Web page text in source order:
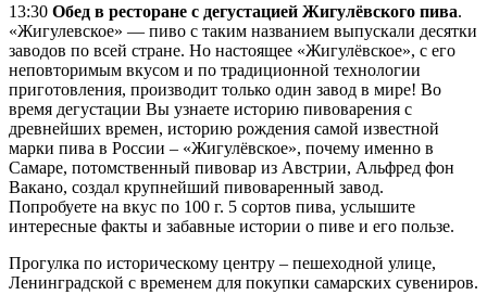
13:30 Обед в ресторане с дегустацией Жигулёвского пива.
«Жигулевское» — пиво с таким названием выпускали десятки
заводов по всей стране. Но настоящее «Жигулёвское», с его
неповторимым вкусом и по традиционной технологии
приготовления, производит только один завод в мире! Во
время дегустации Вы узнаете историю пивоварения с
древнейших времен, историю рождения самой известной
марки пива в России – «Жигулёвское», почему именно в
Самаре, потомственный пивовар из Австрии, Альфред фон
Вакано, создал крупнейший пивоваренный завод.
Попробуете на вкус по 100 г. 5 сортов пива, услышите
интересные факты и забавные истории о пиве и его пользе.
Прогулка по историческому центру – пешеходной улице,
Ленинградской с временем для покупки самарских сувениров.